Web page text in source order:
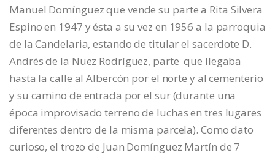
Manuel Domínguez que vende su parte a Rita Silvera
Espino en 1947 y ésta a su vez en 1956 a la parroquia
de la Candelaria, estando de titular el sacerdote D.
Andrés de la Nuez Rodríguez, parte que llegaba
hasta la calle al Albercón por el norte y al cementerio
y su camino de entrada por el sur (durante una
época improvisado terreno de luchas en tres lugares
diferentes dentro de la misma parcela). Como dato
curioso, el trozo de Juan Domínguez Martín de 7